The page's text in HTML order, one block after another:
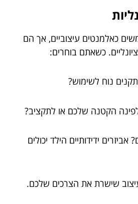
כאלמנטים עיצוביים, אך הם
כשאתם בוחרים:
נוח לשימוש?
הקטנה שלכם או לתקציב?
ידידותיים הילד יכולים
שישרת את הצרכים שלכם.